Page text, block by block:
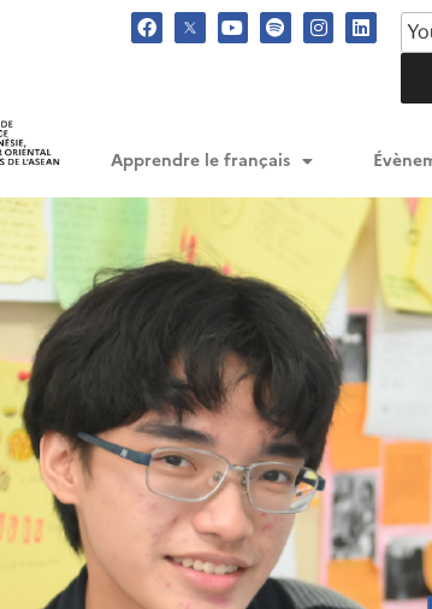
Apprendre le français